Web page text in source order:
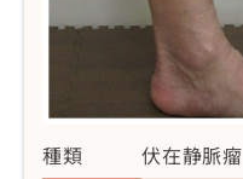
種類
伏在静脈瘤